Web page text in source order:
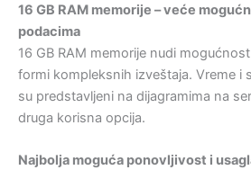
16 GB RAM memorije – veće
podacima
16 GB RAM memorije nudi
formi kompleksnih izveštaja. Vreme i
su predstavljeni na dijagramima na
druga korisna opcija.
Najbolja moguća ponovljivost i